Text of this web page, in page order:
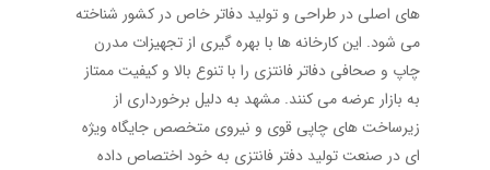
های اصلی در طراحی و تولید دفاتر خاص در کشور شناخته
می شود. این کارخانه ها با بهره گیری از تجهیزات مدرن
چاپ و صحافی دفاتر فانتزی را با تنوع بالا و کیفیت ممتاز
به بازار عرضه می کنند. مشهد به دلیل برخورداری از
زیرساخت های چاپی قوی و نیروی متخصص جایگاه ویژه
ای در صنعت تولید دفتر فانتزی به خود اختصاص داده